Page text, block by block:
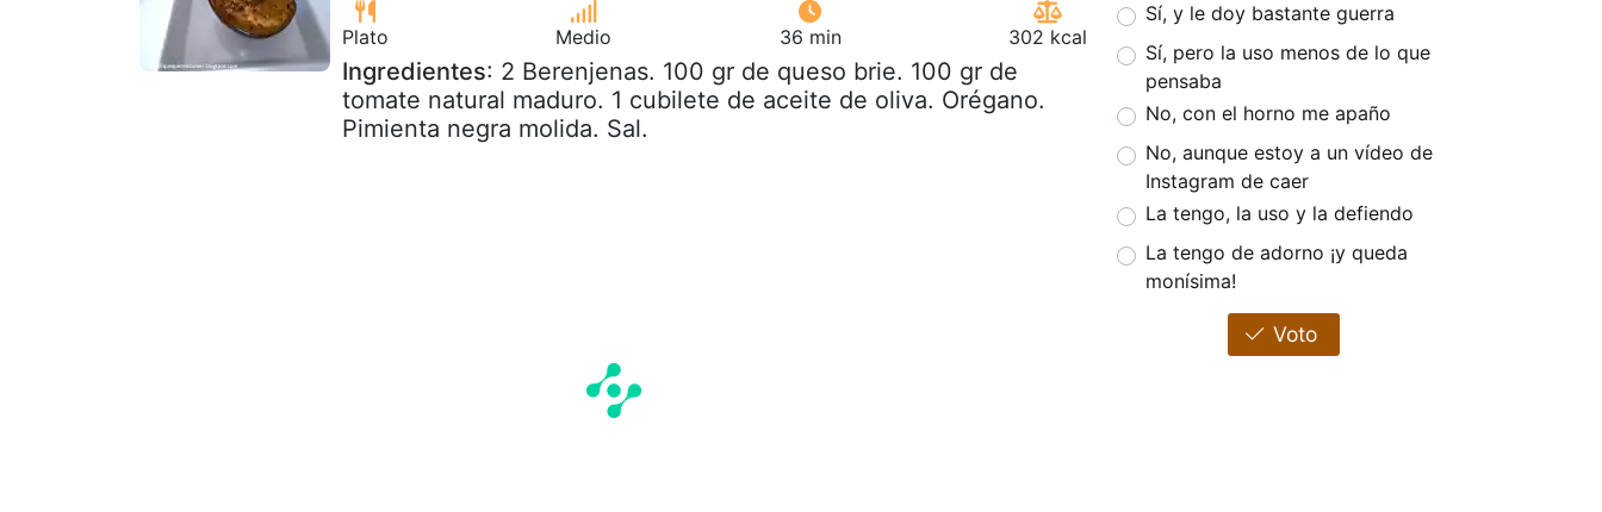
Plato Medio 36 min 302 kcal
Ingredientes: 2 Berenjenas. 100 gr de queso brie. 100 gr de
tomate natural maduro. 1 cubilete de aceite de oliva. Orégano.
Pimienta negra molida. Sal.
Sí, y le doy bastante guerra
Sí, pero la uso menos de lo que
pensaba
No, con el horno me apaño
No, aunque estoy a un vídeo de
Instagram de caer
La tengo, la uso y la defiendo
La tengo de adorno ¡y queda
monísima!
Voto